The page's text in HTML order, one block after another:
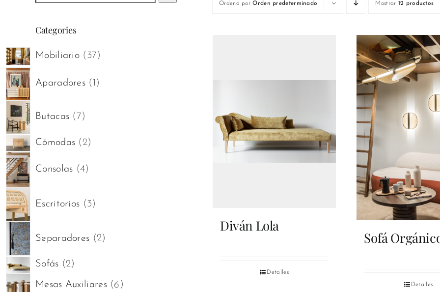
Ordena porOrden predeterminado Mostrar 12 productos
Diván Lola
Detalles
Sofá
Detalles
Categories
Mobiliario 37 37
Aparadores
1
Butacas 7
Cómodas
22
Consolas
4
productos
Escritorios 3
Separadores 2
Sofás
22
productos
Mesas Auxiliares 6 6